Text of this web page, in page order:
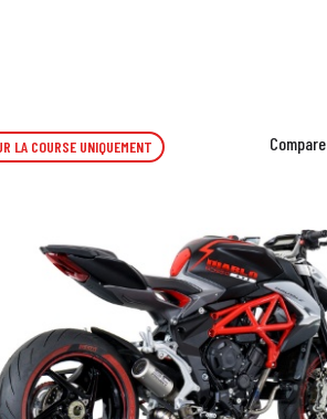
LA COURSE UNIQUEMENT Compare